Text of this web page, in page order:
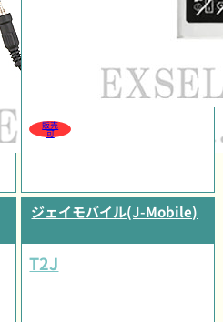
販売
可
ジェイモバイル(J-Mobile)
T2J